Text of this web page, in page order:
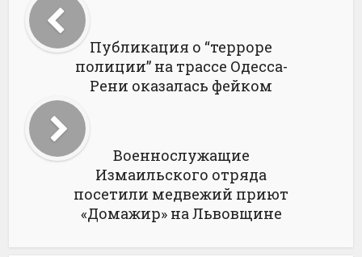
Публикация о “терроре
полиции” на трассе Одесса-
Рени оказалась фейком
Военнослужащие
Измаильского отряда
посетили медвежий приют
«Домажир» на Львовщине